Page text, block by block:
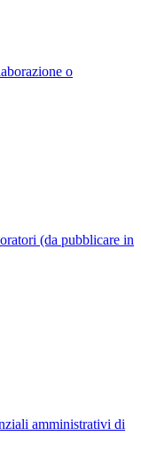
o
(da pubblicare in
amministrativi di